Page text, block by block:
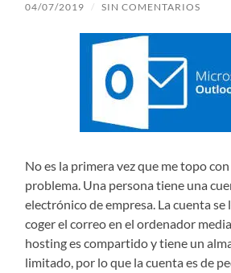
04/07/2019 / SIN COMENTARIOS
No es la primera vez que me topo
problema. Una persona tiene una
electrónico de empresa. La cuenta
coger el correo en el ordenador
hosting es compartido y tiene un
limitado, por lo que la cuenta es de